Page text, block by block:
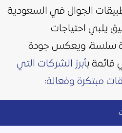
الجوال في السعودية
يلبي احتياجات
سلسة، ويعكس جودة
قائمة بأبرز الشركات التي
مبتكرة وفعالة: